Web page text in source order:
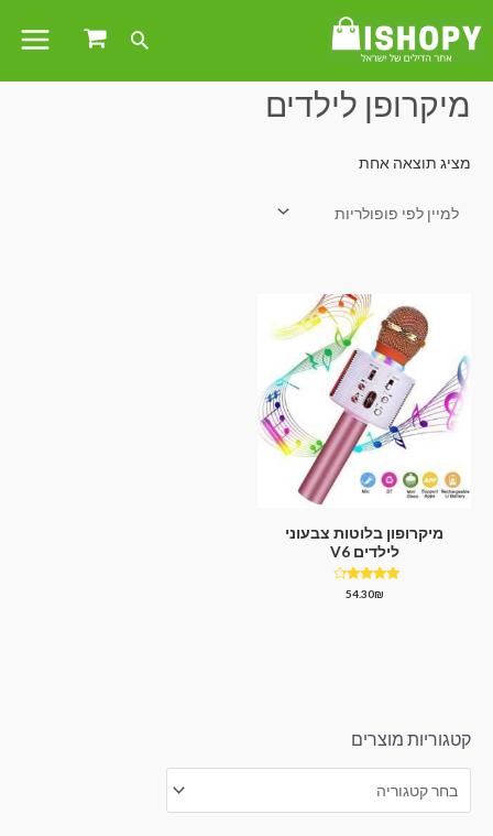
קטגוריות מוצרים
עמוד הבית/ מוצרים המתויגים “מיקרופן לילדים”
מיקרופן לילדים
מציג תוצאה אחת
מיקרופון בלוטות צבעוני
לילדים V6
דורג
54.30₪